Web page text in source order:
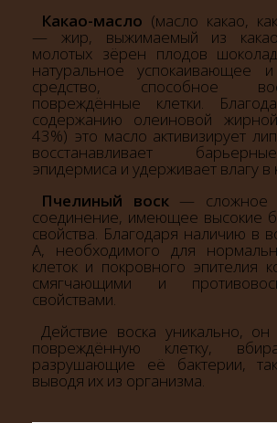
Какао-масло (масло какао,
— жир, выжимаемый из
молотых зёрен плодов
натуральное успокаивающее
средство, способное
повреждённые клетки.
содержанию олеиновой
43%) это масло активизирует
восстанавливает
эпидермиса и удерживает влагу в
Пчелиный воск— сложное
соединение, имеющее высокие
свойства. Благодаря наличию в
А, необходимого для
клеток и покровного эпителия
смягчающими и
свойствами.
Действие воска уникально, он
повреждённую клетку,
разрушающие её бактерии,
выводя их из организма.